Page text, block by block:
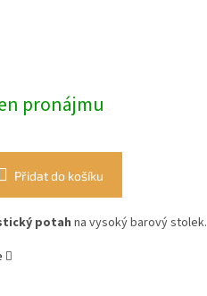
pronájmu
Přidat do košíku
potah na vysoký barový stolek.